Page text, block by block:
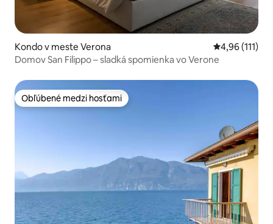
Kondo v meste Verona Priemerné
4,96 (111)
Domov San Filippo – sladká spomienka vo Verone
Obľúbené medzi hosťami
Obľúbené medzi hosťami